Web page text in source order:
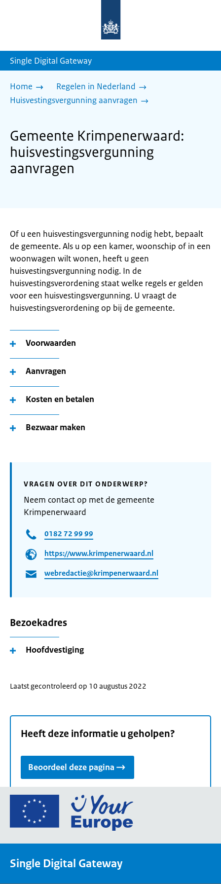
homepage
Single Digital Gateway
Home
Regelen in Nederland
Huisvestingsvergunning aanvragen
Gemeente Krimpenerwaard:
huisvestingsvergunning
aanvragen
Of u een huisvestingsvergunning nodig hebt, bepaalt
de gemeente. Als u op een kamer, woonschip of in een
woonwagen wilt wonen, heeft u geen
huisvestingsvergunning nodig. In de
huisvestingsverordening staat welke regels er gelden
voor een huisvestingsvergunning. U vraagt de
huisvestingsverordening op bij de gemeente.
Voorwaarden
Aanvragen
Kosten en betalen
Bezwaar maken
VRAGEN OVER DIT ONDERWERP?
Neem contact op met de gemeente
Krimpenerwaard
0182 72 99 99
https://www.krimpenerwaard.nl
webredactie@krimpenerwaard.nl
Bezoekadres
Hoofdvestiging
Laatst gecontroleerd op 10 augustus 2022
Heeft deze informatie u geholpen?
Beoordeel deze pagina
Ga
de
Single Digital Gateway